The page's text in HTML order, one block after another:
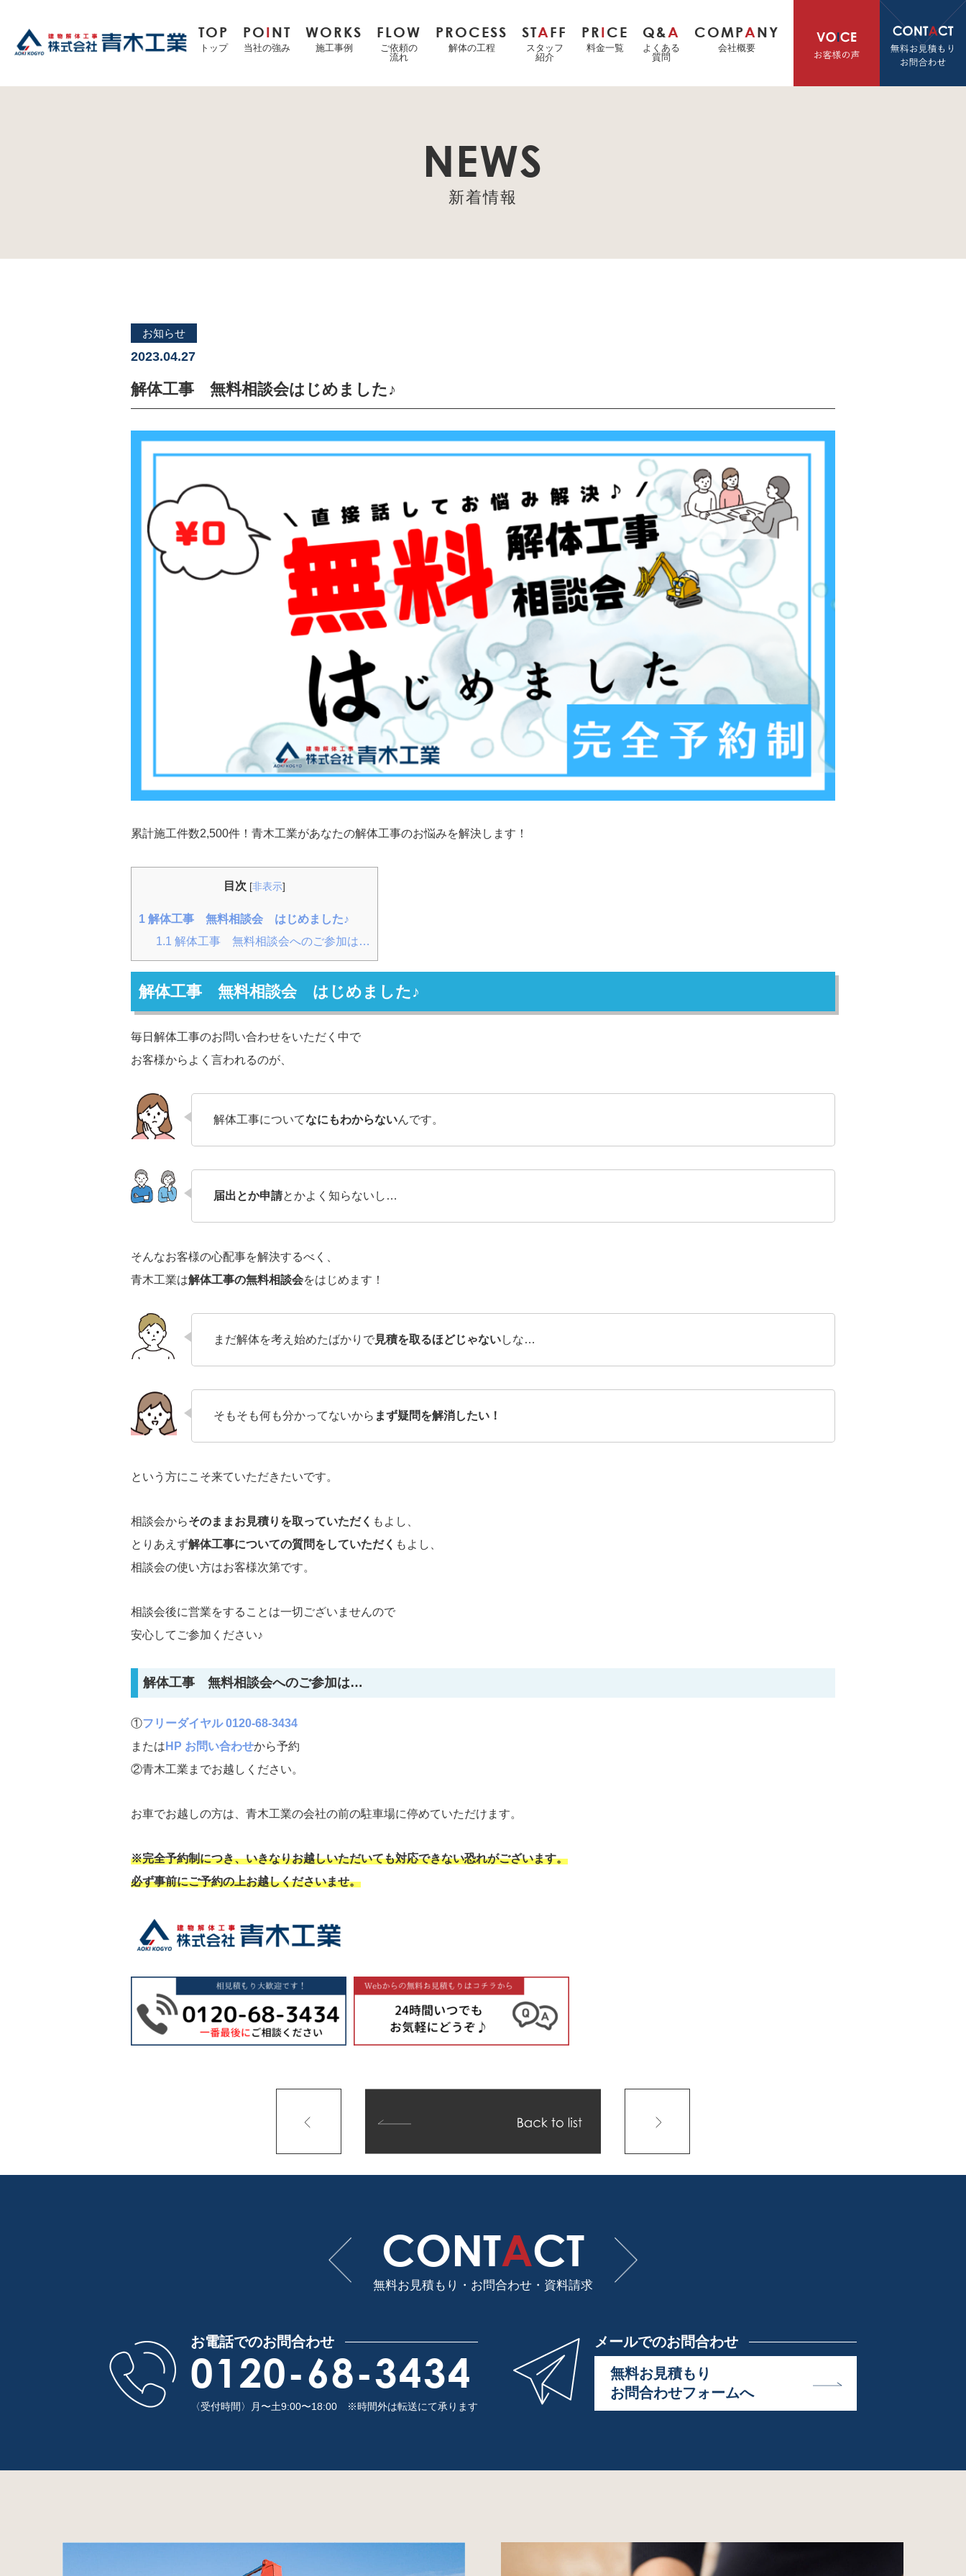
TOP
トップ
POINT
当社の強み
WORKS
施工事例
FLOW
ご依頼の
流れ
PROCESS
解体の工程
STAFF
スタッフ
紹介
PRICE
料金一覧
Q& A
よくある
質問
COMPANY
会社概要
NEWS
新着情報
お知らせ
2023.04.27
解体工事 無料相談会はじめました♪
累計施工件数2,500件！青木工業があなたの解体工事のお悩みを解決します！
目次 [非表示]
1 解体工事 無料相談会 はじめました♪
1.1 解体工事 無料相談会へのご参加は…
解体工事 無料相談会 はじめました♪
毎日解体工事のお問い合わせをいただく中で
お客様からよく言われるのが、
解体工事についてなにもわからないんです。
届出とか申請とかよく知らないし…
そんなお客様の心配事を解決するべく、
青木工業は解体工事の無料相談会をはじめます！
まだ解体を考え始めたばかりで見積を取るほどじゃないしな…
そもそも何も分かってないから まず疑問を解消したい！
という方にこそ来ていただきたいです。
相談会からそのままお見積りを取っていただく もよし、
とりあえず解体工事についての質問をしていただく もよし、
相談会の使い方はお客様次第です。
相談会後に営業をすることは一切ございませんので
安心してご参加ください♪
解体工事 無料相談会へのご参加は…
①フリーダイヤル 0120-68-3434
または HP お問い合わせから予約
②青木工業までお越しください。
お車でお越しの方は、青木工業の会社の前の駐車場に停めていただけます。
※完全予約制につき、いきなりお越しいただいても対応できない恐れがございます。
必ず事前にご予約の上お越しくださいませ。
CONTACT
無料お見積もり・お問合わせ・ 資料請求
お電話でのお問合わせ
0120-68-3434
〈受付時間〉月〜土9:00〜18:00 ※時間外は転送にて承ります
メールでのお問合わせ
無料お見積もり
お問合わせフォームへ